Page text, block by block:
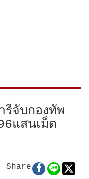
จับกองทัพ
แสนเม็ด
Share